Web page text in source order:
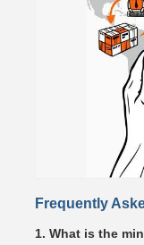
Frequently
1. What is the